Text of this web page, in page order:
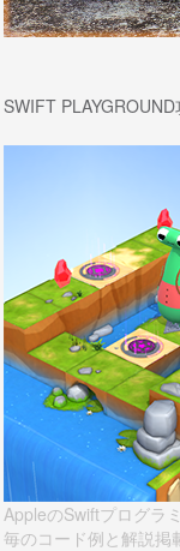
SWIFT
AppleのSwiftプログラ
毎のコード例と解説掲